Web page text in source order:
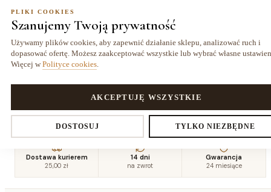
ROZMIAR: 80x150 cm
80x150 cm
128,70 zł
120x170 cm
219,70 zł
140x200
cm
297,70 zł
160x220
cm
200x290
Dostawa kurierem
25,00 zł
14 dni
na zwrot
Gwarancja
24 miesiące
PLIKI COOKIES
Szanujemy Twoją prywatność
Używamy plików cookies, aby zapewnić działanie sklepu, analizować ruch i
dopasować ofertę. Możesz zaakceptować wszystkie lub wybrać własne
Więcej w Polityce cookies
DOSTOSUJ TYLKO NIEZBĘDNE
AKCEPTUJĘ WSZYSTKIE
Ustawienia prywatności
Decydujesz, które dane zbieramy. Niezbędne pliki cookies są